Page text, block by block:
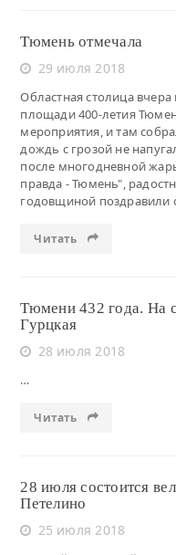
Тюмень отмечала
29 июля 2018
Областная столица
площади 400-летия
мероприятия, и там
дождь с грозой не
после многодневной
правда - Тюмень",
годовщиной поздравили
Читать
Тюмени 432 года. На
Гурцкая
28 июля 2018
…
Читать
28 июля состоится
Петелино
25 июля 2018